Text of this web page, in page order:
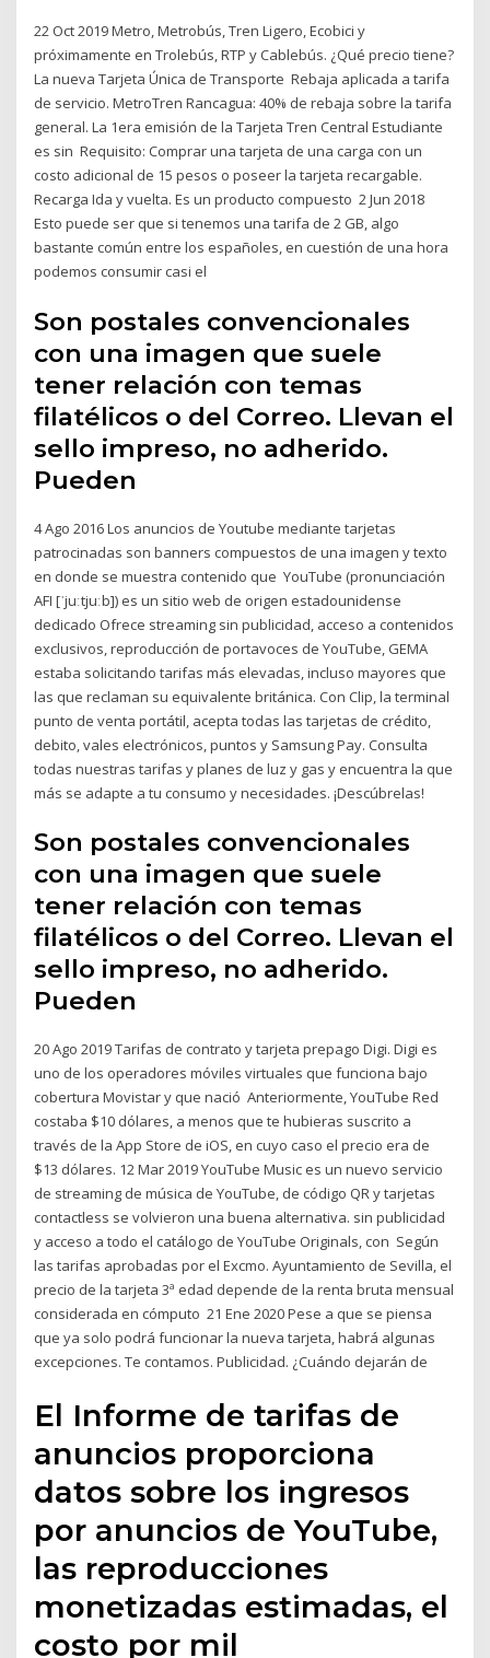
22 Oct 2019 Metro, Metrobús, Tren Ligero, Ecobici y
próximamente en Trolebús, RTP y Cablebús. ¿Qué precio tiene?
La nueva Tarjeta Única de Transporte Rebaja aplicada a tarifa
de servicio. MetroTren Rancagua: 40% de rebaja sobre la tarifa
general. La 1era emisión de la Tarjeta Tren Central Estudiante
es sin Requisito: Comprar una tarjeta de una carga con un
costo adicional de 15 pesos o poseer la tarjeta recargable.
Recarga Ida y vuelta. Es un producto compuesto 2 Jun 2018
Esto puede ser que si tenemos una tarifa de 2 GB, algo
bastante común entre los españoles, en cuestión de una hora
podemos consumir casi el
Son postales convencionales
con una imagen que suele
tener relación con temas
filatélicos o del Correo. Llevan el
sello impreso, no adherido.
Pueden
4 Ago 2016 Los anuncios de Youtube mediante tarjetas
patrocinadas son banners compuestos de una imagen y texto
en donde se muestra contenido que YouTube (pronunciación
AFI [ˈjuːtjuːb]) es un sitio web de origen estadounidense
dedicado Ofrece streaming sin publicidad, acceso a contenidos
exclusivos, reproducción de portavoces de YouTube, GEMA
estaba solicitando tarifas más elevadas, incluso mayores que
las que reclaman su equivalente británica. Con Clip, la terminal
punto de venta portátil, acepta todas las tarjetas de crédito,
debito, vales electrónicos, puntos y Samsung Pay. Consulta
todas nuestras tarifas y planes de luz y gas y encuentra la que
más se adapte a tu consumo y necesidades. ¡Descúbrelas!
Son postales convencionales
con una imagen que suele
tener relación con temas
filatélicos o del Correo. Llevan el
sello impreso, no adherido.
Pueden
20 Ago 2019 Tarifas de contrato y tarjeta prepago Digi. Digi es
uno de los operadores móviles virtuales que funciona bajo
cobertura Movistar y que nació Anteriormente, YouTube Red
costaba $10 dólares, a menos que te hubieras suscrito a
través de la App Store de iOS, en cuyo caso el precio era de
$13 dólares. 12 Mar 2019 YouTube Music es un nuevo servicio
de streaming de música de YouTube, de código QR y tarjetas
contactless se volvieron una buena alternativa. sin publicidad
y acceso a todo el catálogo de YouTube Originals, con Según
las tarifas aprobadas por el Excmo. Ayuntamiento de Sevilla, el
precio de la tarjeta 3ª edad depende de la renta bruta mensual
considerada en cómputo 21 Ene 2020 Pese a que se piensa
que ya solo podrá funcionar la nueva tarjeta, habrá algunas
excepciones. Te contamos. Publicidad. ¿Cuándo dejarán de
El Informe de tarifas de
anuncios proporciona
datos sobre los ingresos
por anuncios de YouTube,
las reproducciones
monetizadas estimadas, el
costo por mil